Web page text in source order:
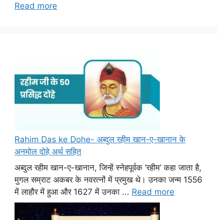
Read more
Rahim Das ke Dohe- अब्दुल रहीम खान-ए-खानान के
अनमोल दोहे अर्थ सहित
अब्दुल रहीम खान-ए-खानान, जिन्हें स्नेहपूर्वक ‘रहीम’ कहा जाता है,
मुगल सम्राट अकबर के नवरत्नों में प्रमुख थे। उनका जन्म 1556
में लाहौर में हुआ और 1627 में उनका ... Read more